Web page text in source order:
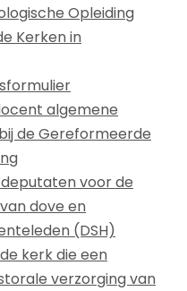
Opleiding
Kerken in
algemene
de Gereformeerde
voor de
dove en
(DSH)
kerk die een
verzorging van